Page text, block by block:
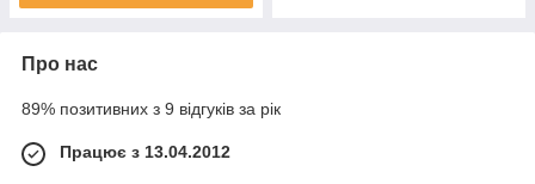
Про нас
89% позитивних з 9 відгуків за рік
Працює з 13.04.2012